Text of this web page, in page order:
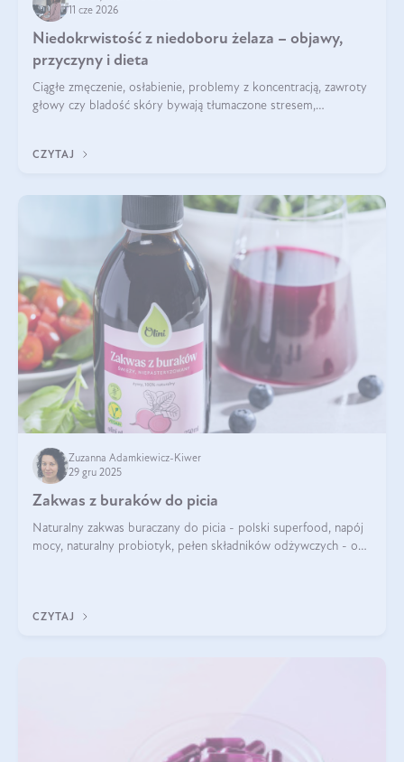
11 cze 2026
Niedokrwistość z niedoboru żelaza – objawy,
przyczyny i dieta
Ciągłe zmęczenie, osłabienie, problemy z koncentracją, zawroty
głowy czy bladość skóry bywają tłumaczone stresem,
CZYTAJ
Zuzanna Adamkiewicz-Kiwer
29 gru 2025
Zakwas z buraków do picia
Naturalny zakwas buraczany do picia - polski superfood, napój
mocy, naturalny probiotyk, pełen składników odżywczych - o
CZYTAJ